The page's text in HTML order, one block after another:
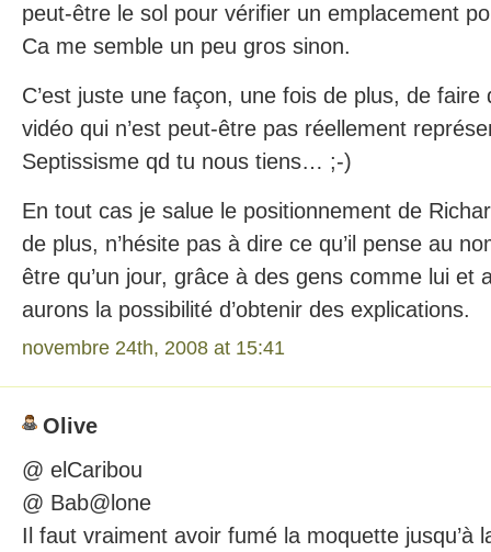
peut-être le sol pour vérifier un emplacement
Ca me semble un peu gros sinon.
C’est juste une façon, une fois de plus, de
vidéo qui n’est peut-être pas réellement
Septissisme qd tu nous tiens… ;-)
En tout cas je salue le positionnement de
de plus, n’hésite pas à dire ce qu’il pense au
être qu’un jour, grâce à des gens comme lui et
aurons la possibilité d’obtenir des explications.
novembre 24th, 2008 at 15:41
Olive
@ elCaribou
@ Bab@lone
Il faut vraiment avoir fumé la moquette jusqu’à